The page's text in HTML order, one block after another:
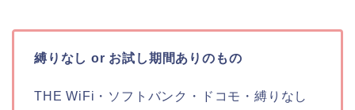
縛りなし or お試し期間ありのもの
THE WiFi・ソフトバンク・ドコモ・縛りなし